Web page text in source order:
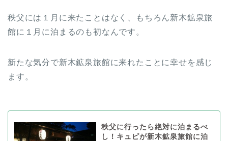
秩父には１月に来たことはなく、もちろん新木鉱泉旅
館に１月に泊まるのも初なんです。
新たな気分で新木鉱泉旅館に来れたことに幸せを感じ
ます。
秩父に行ったら絶対に泊まるべ
し！キュピが新木鉱泉旅館に泊